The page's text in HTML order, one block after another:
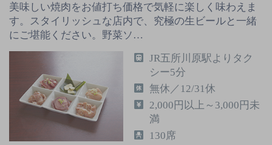
美味しい焼肉をお値打ち価格で気軽に楽しく味わえま
す。スタイリッシュな店内で、究極の生ビールと一緒
にご堪能ください。野菜ソ…
JR五所川原駅よりタク
シー5分
無休／12/31休
2,000円以上～3,000円未
満
130席